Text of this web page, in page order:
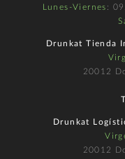
Lunes-Viernes :
Drunkat Tienda
20012
Drunkat
20012